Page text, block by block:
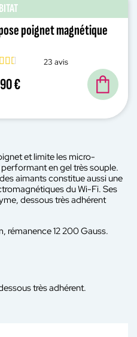
poignet magnétique
23 avis
€
et limite les micro-
en gel très souple.
aimants constitue aussi une
du Wi-Fi. Ses
dessous très adhérent
rémanence 12 200 Gauss.
très adhérent.